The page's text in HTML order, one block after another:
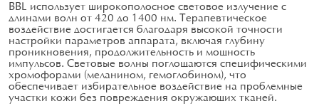
BBL использует широкополосное световое излучение с
длинами волн от 420 до 1400 нм. Терапевтическое
воздействие достигается благодаря высокой точности
настройки параметров аппарата, включая глубину
проникновения, продолжительность и мощность
импульсов. Световые волны поглощаются специфическими
хромофорами (меланином, гемоглобином), что
обеспечивает избирательное воздействие на проблемные
участки кожи без повреждения окружающих тканей.